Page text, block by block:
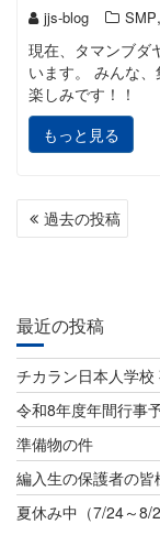
jjs-blog SMP,
現在、タマンブダ
います。 みんな
楽しみです！！
もっと見る
投
稿
ビ
ゲ
ー
シ
ョ
ン
過去の投稿
最近の投稿
チカラン日本人学
令和8年度年間行事
準備物の件
編入生の保護者の皆
夏休み中（7/24～8/